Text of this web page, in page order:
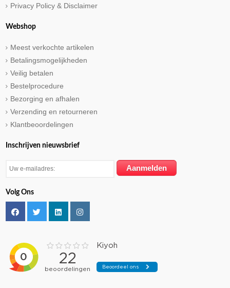
Privacy Policy & Disclaimer
Webshop
Meest verkochte artikelen
Betalingsmogelijkheden
Veilig betalen
Bestelprocedure
Bezorging en afhalen
Verzending en retourneren
Klantbeoordelingen
Inschrijven nieuwsbrief
Volg Ons